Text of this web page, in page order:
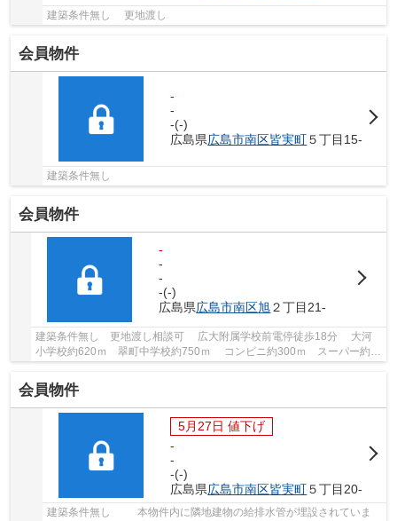
建築条件無し 更地渡し
会員物件
-
-
-(-)
広島県広島市南区皆実町５丁目15-
建築条件無し
会員物件
-
-
-
-(-)
広島県広島市南区旭２丁目21-
建築条件無し 更地渡し相談可 広大附属学校前電停徒歩18分 大河
小学校約620ｍ 翠町中学校約750ｍ コンビニ約300ｍ スーパー約
240ｍ ドラッグストア約950ｍ 総合病院約920...
会員物件
5月27日 値下げ
-
-
-(-)
広島県広島市南区皆実町５丁目20-
建築条件無し 本物件内に隣地建物の給排水管が埋設されていま